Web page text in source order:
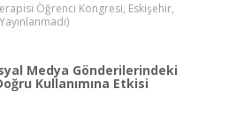
Öğrenci Kongresi, Eskişehir,
Medya Gönderilerindeki
Kullanımına Etkisi